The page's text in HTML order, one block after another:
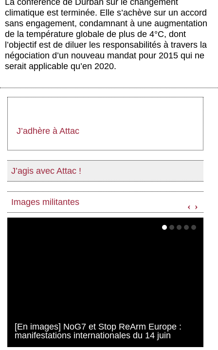
La conférence de Durban sur le changement
climatique est terminée. Elle s’achève sur un accord
sans engagement, condamnant à une augmentation
de la température globale de plus de 4°C, dont
l’objectif est de diluer les responsabilités à travers la
négociation d’un nouveau mandat pour 2015 qui ne
serait applicable qu’en 2020.
J’adhère à Attac
J’agis avec Attac !
Images militantes
[En images] NoG7 et Stop ReArm Europe :
manifestations internationales du 14 juin
‹ ›